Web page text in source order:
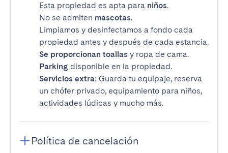
Esta propiedad es apta para niños.
No se admiten mascotas.
Limpiamos y desinfectamos a fondo cada
propiedad antes y después de cada estancia.
Se proporcionan toallas y ropa de cama.
Parking disponible en la propiedad.
Servicios extra: Guarda tu equipaje, reserva
un chófer privado, equipamiento para niños,
actividades lúdicas y mucho más.
Política de cancelación